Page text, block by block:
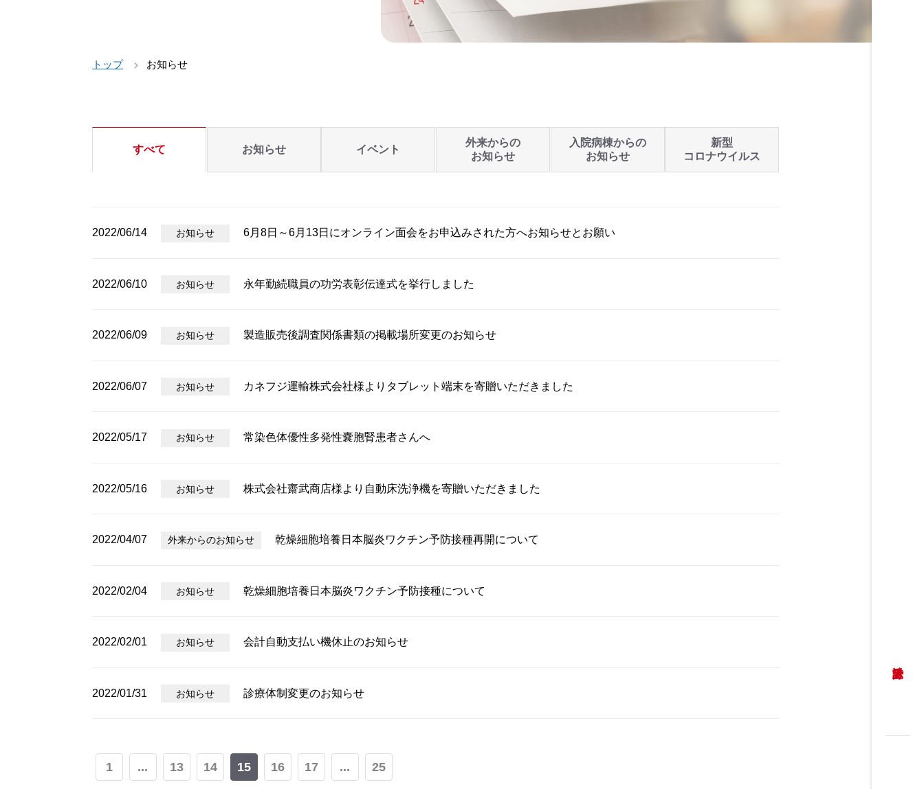
トップ お知らせ
すべて お知らせ イベント
外来からの
お知らせ
入院病棟からの
お知らせ
新型
コロナウイルス
2022/06/14 お知らせ 6月8日～6月13日にオンライン面会をお申込みされた方へお知らせとお願い
2022/06/10 お知らせ 永年勤続職員の功労表彰伝達式を挙行しました
2022/06/09 お知らせ 製造販売後調査関係書類の掲載場所変更のお知らせ
2022/06/07 お知らせ カネフジ運輸株式会社様よりタブレット端末を寄贈いただきました
2022/05/17 お知らせ 常染色体優性多発性嚢胞腎患者さんへ
2022/05/16 お知らせ 株式会社齋武商店様より自動床洗浄機を寄贈いただきました
2022/04/07 外来からのお知らせ 乾燥細胞培養日本脳炎ワクチン予防接種再開について
2022/02/04 お知らせ 乾燥細胞培養日本脳炎ワクチン予防接種について
2022/02/01 お知らせ 会計自動支払い機休止のお知らせ
2022/01/31 お知らせ 診療体制変更のお知らせ
1 ... 13 14 15 16 17 ... 25